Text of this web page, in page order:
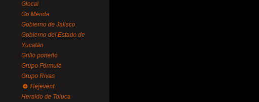
Glocal
Go Mérida
Gobierno de Jalisco
Gobierno del Estado de
Yucatán
Grillo porteño
Grupo Fórmula
Grupo Rivas
Hejevent
Heraldo de Toluca